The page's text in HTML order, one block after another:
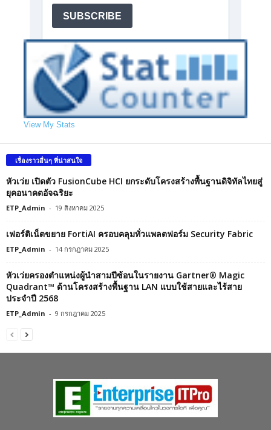
View My Stats
เรื่องราวอื่นๆ ที่น่าสนใจ
หัวเว่ย เปิดตัว FusionCube HCI ยกระดับโครงสร้างพื้นฐานดิจิทัลไทยสู่
ยุคอนาคตอัจฉริยะ
ETP_Admin - 19 สิงหาคม 2025
เฟอร์ติเน็ตขยาย FortiAI ครอบคลุมทั่วแพลตฟอร์ม Security Fabric
ETP_Admin - 14 กรกฎาคม 2025
หัวเว่ยครองตำแหน่งผู้นำสามปีซ้อนในรายงาน Gartner® Magic
Quadrant™ ด้านโครงสร้างพื้นฐาน LAN แบบใช้สายและไร้สาย
ประจำปี 2568
ETP_Admin - 9 กรกฎาคม 2025